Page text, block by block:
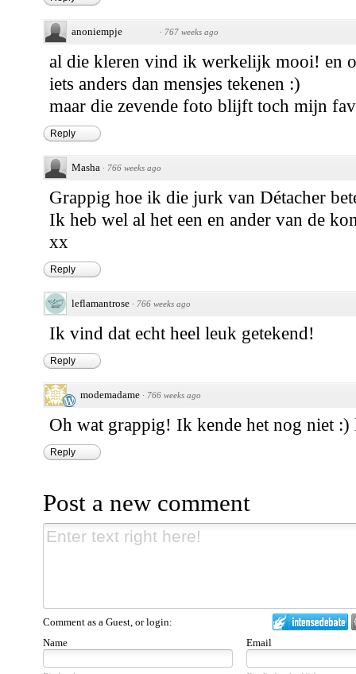
anoniempje · 767 weeks ago
al die kleren vind ik werkelijk mooi! en
iets anders dan mensjes tekenen :)
maar die zevende foto blijft toch mijn
Reply
Masha · 766 weeks ago
Grappig hoe ik die jurk van Détacher
Ik heb wel al het een en ander van de
xx
Reply
leflamantrose · 766 weeks ago
Ik vind dat echt heel leuk getekend!
Reply
modemadame · 766 weeks ago
Oh wat grappig! Ik kende het nog niet
Reply
Post a new comment
Comment as a Guest, or login:
Name
Email